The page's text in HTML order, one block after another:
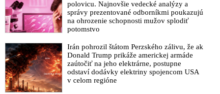
polovicu. Najnovšie vedecké analýzy a
správy prezentované odborníkmi poukazujú
na ohrozenie schopnosti mužov splodiť
potomstvo
Irán pohrozil štátom Perzského zálivu, že ak
Donald Trump prikáže americkej armáde
zaútočiť na jeho elektrárne, postupne
odstaví dodávky elektriny spojencom USA
v celom regióne